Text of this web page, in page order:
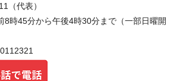
（代表）
8時45分から午後4時30分まで（一部日曜開